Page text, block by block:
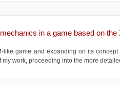
in a game based on
game and expanding on its
work, proceeding into the more